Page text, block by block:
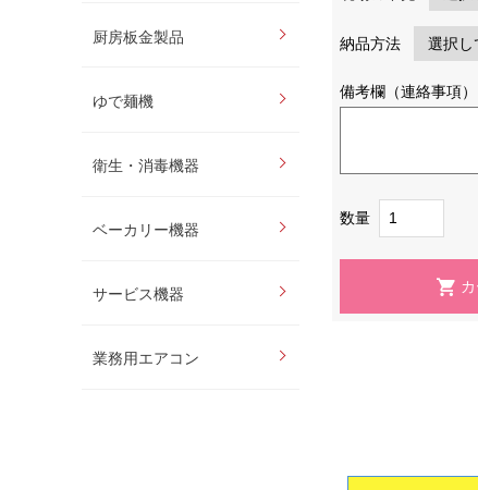
厨房板金製品
ゆで麺機
衛生・消毒機器
ベーカリー機器
サービス機器
業務用エアコン
納品方法
備考欄（連絡事項）
数量